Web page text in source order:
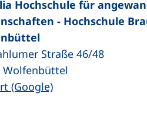
Hochschule für
- Hochschule
Straße 46/48
Wolfenbüttel
(Google)(externer Link,